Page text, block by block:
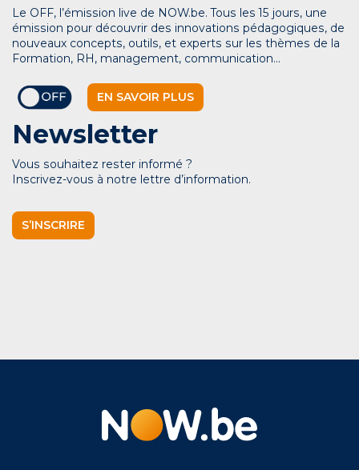
Le OFF, l’émission live de NOW.be. Tous les 15 jours, une
émission pour découvrir des innovations pédagogiques, de
nouveaux concepts, outils, et experts sur les thèmes de la
Formation, RH, management, communication…
EN SAVOIR PLUS
Newsletter
Vous souhaitez rester informé ?
Inscrivez-vous à notre lettre d’information.
S’INSCRIRE